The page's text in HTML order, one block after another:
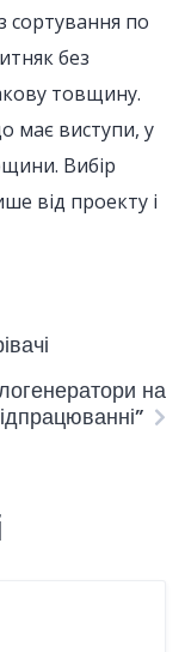
сортування по
без
товщину.
має виступи, у
Вибір
від проекту і
на